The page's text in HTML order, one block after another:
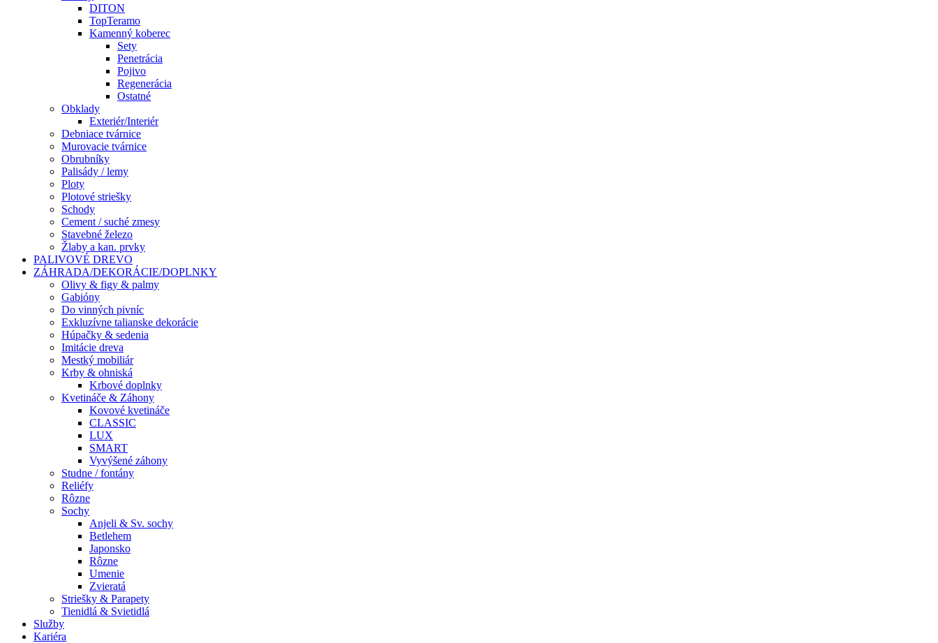
DITON
TopTeramo
Kamenný koberec
Sety
Penetrácia
Pojivo
Regenerácia
Ostatné
Obklady
Exteriér/Interiér
Debniace tvárnice
Murovacie tvárnice
Obrubníky
Palisády / lemy
Ploty
Plotové striešky
Schody
Cement / suché zmesy
Stavebné železo
Žlaby a kan. prvky
PALIVOVÉ DREVO
ZÁHRADA/DEKORÁCIE/DOPLNKY
Olivy & figy & palmy
Gabióny
Do vinných pivníc
Exkluzívne talianske dekorácie
Húpačky & sedenia
Imitácie dreva
Mestký mobiliár
Krby & ohniská
Krbové doplnky
Kvetináče & Záhony
Kovové kvetináče
CLASSIC
LUX
SMART
Vyvýšené záhony
Studne / fontány
Reliéfy
Rôzne
Sochy
Anjeli & Sv. sochy
Betlehem
Japonsko
Rôzne
Umenie
Zvieratá
Striešky & Parapety
Tienidlá & Svietidlá
Služby
Kariéra